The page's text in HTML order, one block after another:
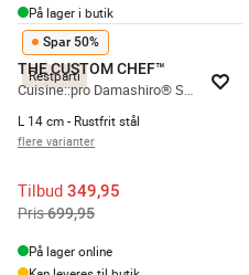
På lager i butik
Restparti
Spar 50%
THE CUSTOM CHEF™
Cuisine::pro Damashiro® Santokukniv
L 14 cm - Rustfrit stål
flere varianter
Tilbud 349,95
Pris699,95
På lager online